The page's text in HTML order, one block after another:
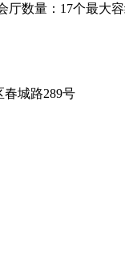
厅数量：17个最大容
城路289号